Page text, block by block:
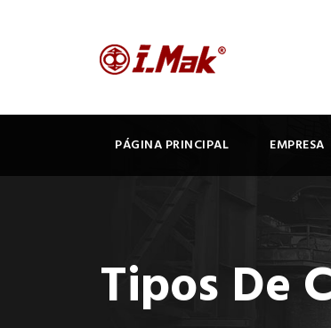
PÁGINA PRINCIPAL EMPRESA
Tipos De